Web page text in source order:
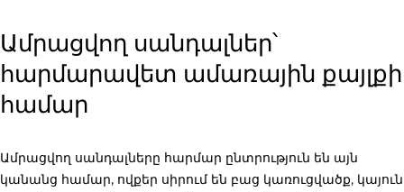
Ամրացվող սանդալներ՝
հարմարավետ ամառային քայլքի
համար
Ամրացվող սանդալները հարմար ընտրություն են այն
կանանց համար, ովքեր սիրում են բաց կառուցվածք, կայուն